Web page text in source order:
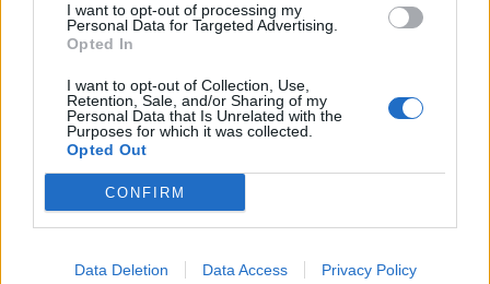
I want to opt-out of processing my
Personal Data for Targeted Advertising.
Opted In
I want to opt-out of Collection, Use,
Retention, Sale, and/or Sharing of my
Personal Data that Is Unrelated with the
Purposes for which it was collected.
Opted Out
CONFIRM
Data Deletion Data Access Privacy Policy